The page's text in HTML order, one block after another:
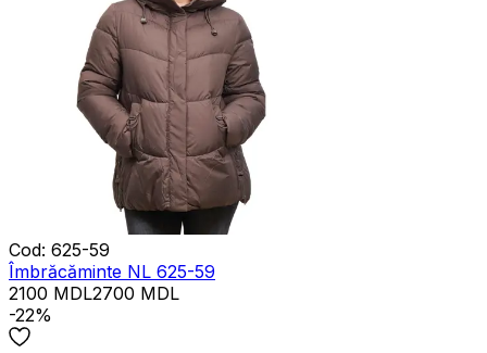
Cod: 625-59
Îmbrăcăminte NL 625-59
2100 MDL2700 MDL
-22%